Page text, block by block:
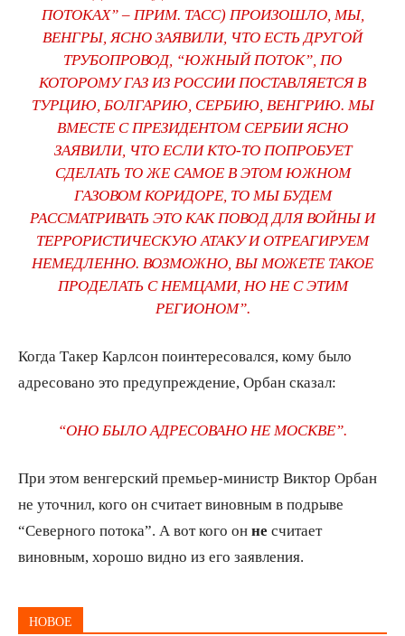
ПОТОКАХ” – ПРИМ. ТАСС) ПРОИЗОШЛО, МЫ,
ВЕНГРЫ, ЯСНО ЗАЯВИЛИ, ЧТО ЕСТЬ ДРУГОЙ
ТРУБОПРОВОД, “ЮЖНЫЙ ПОТОК”, ПО
КОТОРОМУ ГАЗ ИЗ РОССИИ ПОСТАВЛЯЕТСЯ В
ТУРЦИЮ, БОЛГАРИЮ, СЕРБИЮ, ВЕНГРИЮ. МЫ
ВМЕСТЕ С ПРЕЗИДЕНТОМ СЕРБИИ ЯСНО
ЗАЯВИЛИ, ЧТО ЕСЛИ КТО-ТО ПОПРОБУЕТ
СДЕЛАТЬ ТО ЖЕ САМОЕ В ЭТОМ ЮЖНОМ
ГАЗОВОМ КОРИДОРЕ, ТО МЫ БУДЕМ
РАССМАТРИВАТЬ ЭТО КАК ПОВОД ДЛЯ ВОЙНЫ И
ТЕРРОРИСТИЧЕСКУЮ АТАКУ И ОТРЕАГИРУЕМ
НЕМЕДЛЕННО. ВОЗМОЖНО, ВЫ МОЖЕТЕ ТАКОЕ
ПРОДЕЛАТЬ С НЕМЦАМИ, НО НЕ С ЭТИМ
РЕГИОНОМ”.
Когда Такер Карлсон поинтересовался, кому было
адресовано это предупреждение, Орбан сказал:
“ОНО БЫЛО АДРЕСОВАНО НЕ МОСКВЕ”.
При этом венгерский премьер-министр Виктор Орбан
не уточнил, кого он считает виновным в подрыве
“Северного потока”. А вот кого он не считает
виновным, хорошо видно из его заявления.
НОВОЕ